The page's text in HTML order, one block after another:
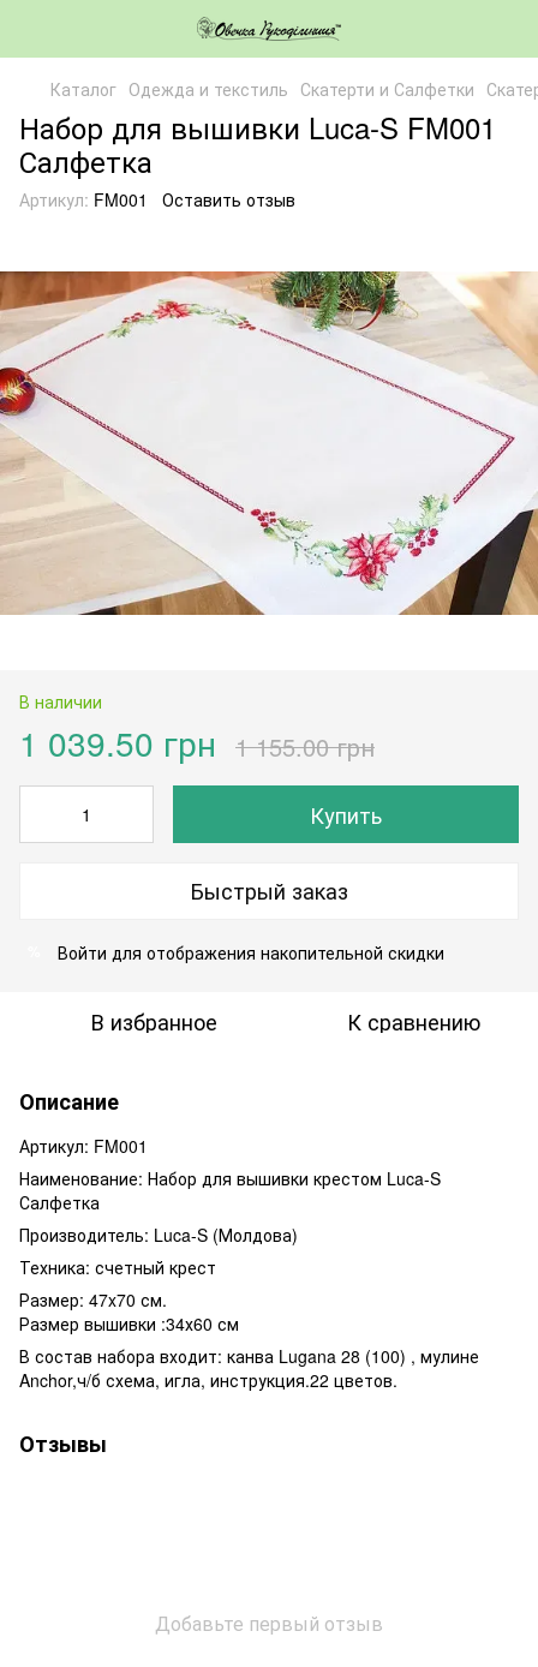
Каталог Одежда и текстиль Скатерти и Салфетки
Набор для вышивки Luca-S FM001
Салфетка
Артикул: FM001 Оставить отзыв
В наличии
1 039.50 грн 1 155.00 грн
Купить
Быстрый заказ
Войти для отображения накопительной скидки
В избранное К сравнению
Описание
Артикул: FM001
Наименование: Набор для вышивки крестом Luca-S
Салфетка
Производитель: Luca-S (Молдова)
Техника: счетный крест
Размер: 47x70 см.
Размер вышивки :34х60 см
В состав набора входит: канва Lugana 28 (100) , мулине
Anchor,ч/б схема, игла, инструкция.22 цветов.
Отзывы
Добавьте первый отзыв